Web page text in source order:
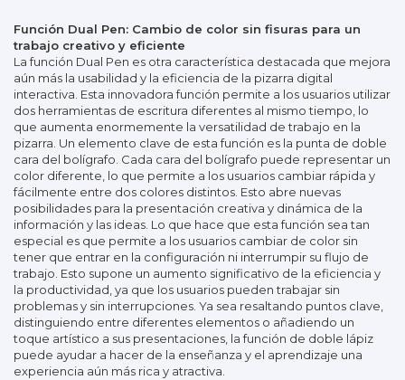
Función Dual Pen: Cambio de color sin fisuras para un
trabajo creativo y eficiente
La función Dual Pen es otra característica destacada que mejora
aún más la usabilidad y la eficiencia de la pizarra digital
interactiva. Esta innovadora función permite a los usuarios utilizar
dos herramientas de escritura diferentes al mismo tiempo, lo
que aumenta enormemente la versatilidad de trabajo en la
pizarra. Un elemento clave de esta función es la punta de doble
cara del bolígrafo. Cada cara del bolígrafo puede representar un
color diferente, lo que permite a los usuarios cambiar rápida y
fácilmente entre dos colores distintos. Esto abre nuevas
posibilidades para la presentación creativa y dinámica de la
información y las ideas. Lo que hace que esta función sea tan
especial es que permite a los usuarios cambiar de color sin
tener que entrar en la configuración ni interrumpir su flujo de
trabajo. Esto supone un aumento significativo de la eficiencia y
la productividad, ya que los usuarios pueden trabajar sin
problemas y sin interrupciones. Ya sea resaltando puntos clave,
distinguiendo entre diferentes elementos o añadiendo un
toque artístico a sus presentaciones, la función de doble lápiz
puede ayudar a hacer de la enseñanza y el aprendizaje una
experiencia aún más rica y atractiva.